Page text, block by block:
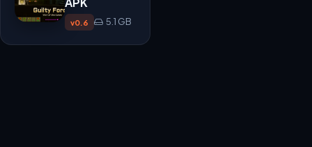
v0.6 5.1 GB